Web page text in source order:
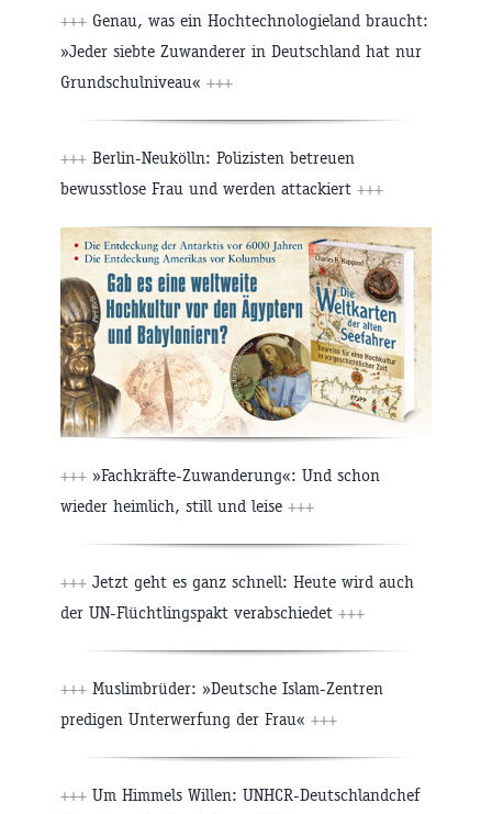
+++ Genau, was ein Hochtechnologieland braucht:
»Jeder siebte Zuwanderer in Deutschland hat nur
Grundschulniveau« +++
+++ Berlin-Neukölln: Polizisten betreuen
bewusstlose Frau und werden attackiert +++
+++ »Fachkräfte-Zuwanderung«: Und schon
wieder heimlich, still und leise +++
+++ Jetzt geht es ganz schnell: Heute wird auch
der UN-Flüchtlingspakt verabschiedet +++
+++ Muslimbrüder: »Deutsche Islam-Zentren
predigen Unterwerfung der Frau« +++
+++ Um Himmels Willen: UNHCR-Deutschlandchef